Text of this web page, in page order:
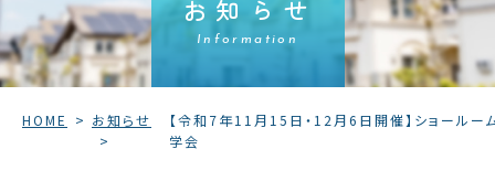
お知らせ
Information
HOME お知らせ
【令和7年11月15日・12月6日開催】ショールー
学会